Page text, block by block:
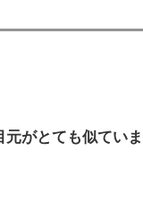
元がとても似てい